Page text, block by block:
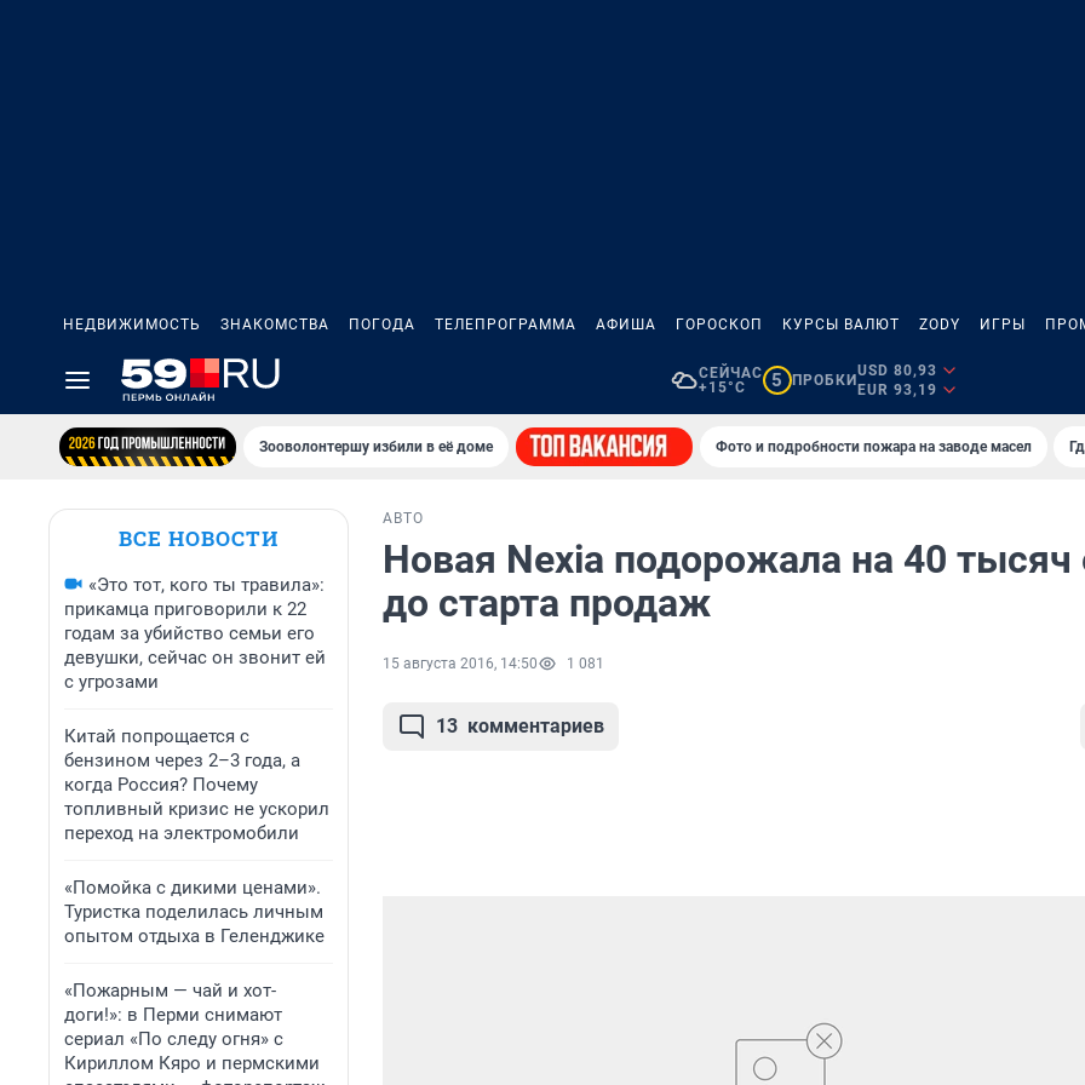
НЕДВИЖИМОСТЬ ЗНАКОМСТВА ПОГОДА ТЕЛЕПРОГРАММА АФИША ГОРОСКОП КУРСЫ ВАЛЮТ ZODY ИГРЫ
СЕЙЧАС
+15°C
5 ПРОБКИ
USD 80,93
EUR 93,19
Зооволонтершу избили в её доме Фото и подробности пожара на заводе масел
ВСЕ НОВОСТИ
«Это тот, кого ты травила»:
прикамца приговорили к 22
годам за убийство семьи его
девушки, сейчас он звонит ей
с угрозами
Китай попрощается с
бензином через 2–3 года, а
когда Россия? Почему
топливный кризис не ускорил
переход на электромобили
«Помойка с дикими ценами».
Туристка поделилась личным
опытом отдыха в Геленджике
«Пожарным — чай и хот-
доги!»: в Перми снимают
сериал «По следу огня» с
Кириллом Кяро и пермскими
АВТО
Новая Nexia подорожала на 40
до старта продаж
15 августа 2016, 14:50 1 081
13 комментариев